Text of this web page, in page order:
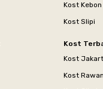
Kost
Kost Slipi
Kost
Kost
Kost